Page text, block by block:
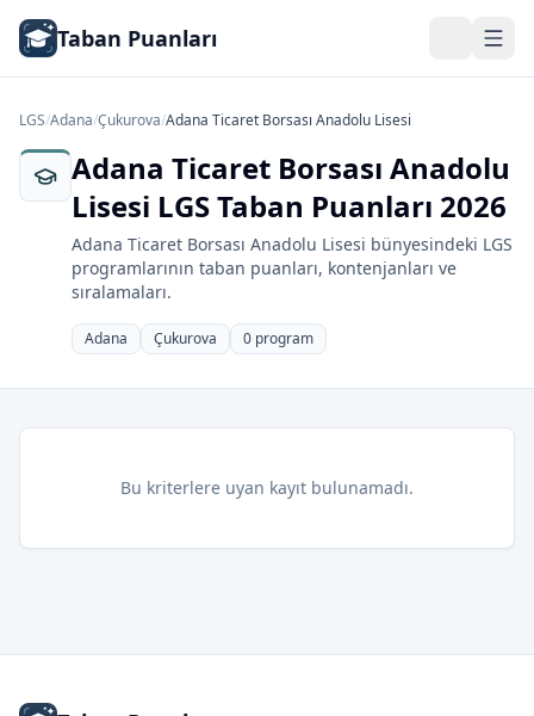
Taban Puanları
LGS/Adana/Çukurova/Adana Ticaret Borsası Anadolu Lisesi
Adana Ticaret Borsası Anadolu
Lisesi LGS Taban Puanları 2026
Adana Ticaret Borsası Anadolu Lisesi bünyesindeki LGS
programlarının taban puanları, kontenjanları ve
sıralamaları.
Adana Çukurova 0 program
Bu kriterlere uyan kayıt bulunamadı.